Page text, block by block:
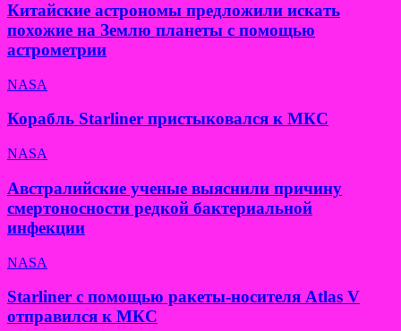
Китайские астрономы предложили искать
похожие на Землю планеты с помощью
астрометрии
NASA
Корабль Starliner пристыковался к МКС
NASA
Австралийские ученые выяснили причину
смертоносности редкой бактериальной
инфекции
NASA
Starliner с помощью ракеты-носителя Atlas V
отправился к МКС